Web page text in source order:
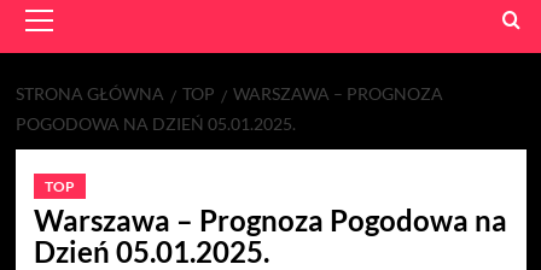
Menu
STRONA GŁÓWNA TOP
WARSZAWA – PROGNOZA
POGODOWA NA DZIEŃ 05.01.2025.
TOP
Warszawa – Prognoza Pogodowa na
Dzień 05.01.2025.